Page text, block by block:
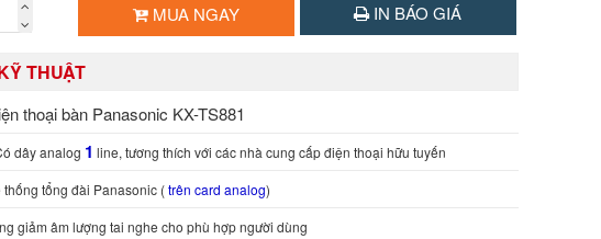
MUA NGAY IN BÁO GIÁ
THUẬT
thoại bàn Panasonic KX-TS881
dây analog 1 line, tương thích với các nhà cung cấp điện thoại hữu tuyến
thống tổng đài Panasonic (trên card analog)
giảm âm lượng tai nghe cho phù hợp người dùng